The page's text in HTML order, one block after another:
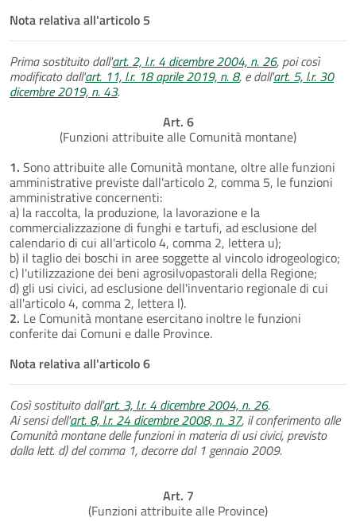
Nota relativa all'articolo 5
Prima sostituito dall'art. 2, l.r. 4 dicembre 2004, n. 26, poi così
modificato dall'art. 11, l.r. 18 aprile 2019, n. 8, e dall'art. 5, l.r. 30
dicembre 2019, n. 43.
Art. 6
(Funzioni attribuite alle Comunità montane)
1. Sono attribuite alle Comunità montane, oltre alle funzioni
amministrative previste dall'articolo 2, comma 5, le funzioni
amministrative concernenti:
a) la raccolta, la produzione, la lavorazione e la
commercializzazione di funghi e tartufi, ad esclusione del
calendario di cui all'articolo 4, comma 2, lettera u);
b) il taglio dei boschi in aree soggette al vincolo idrogeologico;
c) l'utilizzazione dei beni agrosilvopastorali della Regione;
d) gli usi civici, ad esclusione dell'inventario regionale di cui
all'articolo 4, comma 2, lettera l).
2. Le Comunità montane esercitano inoltre le funzioni
conferite dai Comuni e dalle Province.
Nota relativa all'articolo 6
Così sostituito dall'art. 3, l.r. 4 dicembre 2004, n. 26.
Ai sensi dell'art. 8, l.r. 24 dicembre 2008, n. 37, il conferimento alle
Comunità montane delle funzioni in materia di usi civici, previsto
dalla lett. d) del comma 1, decorre dal 1 gennaio 2009.
Art. 7
(Funzioni attribuite alle Province)